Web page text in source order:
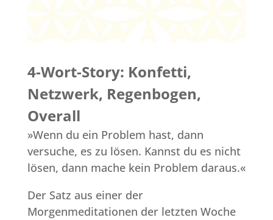
4-Wort-Story: Konfetti,
Netzwerk, Regenbogen,
Overall
»Wenn du ein Problem hast, dann
versuche, es zu lösen. Kannst du es nicht
lösen, dann mache kein Problem daraus.«
Der Satz aus einer der
Morgenmeditationen der letzten Woche